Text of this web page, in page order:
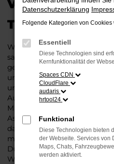
VIELLEICHT
TAIGO
Wer Argumente für einen
sammelt, wird schnell fündig.
geschaffen für Fahrten in
und überzeugt durch seine
und die Liebe zum Detail.
Ausstattung in dieser
Maßstäbe gesetzt werden,
Assistenzsysteme und
dann ist da noch das
mit der Zunge schnalzen
Düsseldorf ist eijn VW Taigo
Wahl, alldieweil Sie
Datenschutzerklärung
Folgende Kategorien von
Essentiell
Diese Technologien sind
Kernfunktionalität der
Spaces CDN
CloudFlare
audaris
hrtool24
Funktional
Diese Technologien bieten
der Webseite. Services von
Maps, Chats,
werden aktiviert.